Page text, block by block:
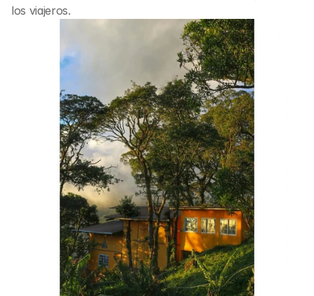
los viajeros.